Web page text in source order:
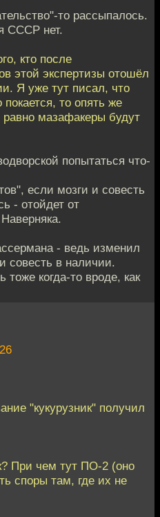
то рассыпалось.
СССР нет.
кто после
этой экспертизы отошёл
Я уже тут писал, что
то опять же
мазафакеры будут
попытаться что-
если мозги и совесть
- отойдет от
- ведь изменил
совесть в наличии.
когда-то вроде, как
"кукурузник" получил
При чем тут ПО-2 (оно
споры там, где их не